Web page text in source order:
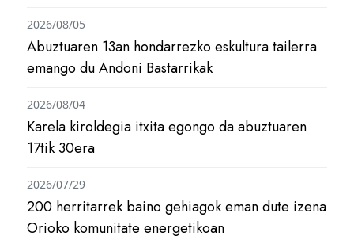
Abuztuaren 13an hondarrezko eskultura tailerra
emango du Andoni Bastarrikak
2026/08/05
Karela kiroldegia itxita egongo da abuztuaren
17tik 30era
2026/08/04
200 herritarrek baino gehiagok eman dute izena
Orioko komunitate energetikoan
2026/07/29